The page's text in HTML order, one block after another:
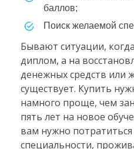
баллов;
поиск желаемой
Бывают ситуации,
диплом, а на
денежных средств или
существует. Купить
намного проще, чем
пять лет на новое
вам нужно
специальности,